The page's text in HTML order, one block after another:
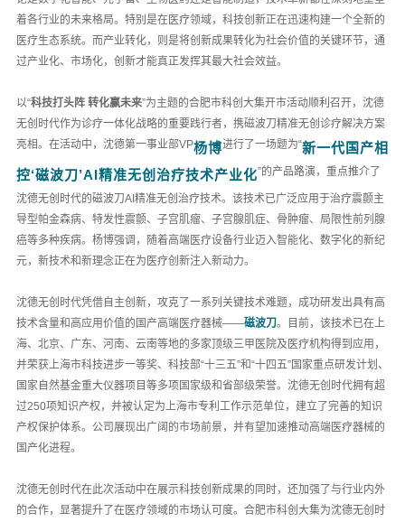
着各行业的未来格局。特别是在医疗领域，科技创新正在迅速构建一个全新的
医疗生态系统。而产业转化，则是将创新成果转化为社会价值的关键环节，通
过产业化、市场化，创新才能真正发挥其最大社会效益。
以“科技打头阵 转化赢未来”为主题的合肥市科创大集开市活动顺利召开，沈德
无创时代作为诊疗一体化战略的重要践行者，携磁波刀精准无创诊疗解决方案
亮相。在活动中，沈德第一事业部VP杨博进行了一场题为“新一代国产相
控‘磁波刀’AI精准无创治疗技术产业化”的产品路演，重点推介了
沈德无创时代的磁波刀AI精准无创治疗技术。该技术已广泛应用于治疗震颤主
导型帕金森病、 特发性震颤、子宫肌瘤、子宫腺肌症、骨肿瘤、局限性前列腺
癌等多种疾病。杨博强调，随着高端医疗设备行业迈入智能化、数字化的新纪
元，新技术和新理念正在为医疗创新注入新动力。
沈德无创时代凭借自主创新，攻克了一系列关键技术难题，成功研发出具有高
技术含量和高应用价值的国产高端医疗器械——磁波刀。目前，该技术已在上
海、北京、广东、河南、云南等地的多家顶级三甲医院及医疗机构得到应用，
并荣获上海市科技进步一等奖、科技部“十三五”和“十四五”国家重点研发计划、
国家自然基金重大仪器项目等多项国家级和省部级荣誉。沈德无创时代拥有超
过250项知识产权，并被认定为上海市专利工作示范单位，建立了完善的知识
产权保护体系。公司展现出广阔的市场前景，并有望加速推动高端医疗器械的
国产化进程。
沈德无创时代在此次活动中在展示科技创新成果的同时，还加强了与行业内外
的合作，显著提升了在医疗领域的市场认可度。合肥市科创大集为沈德无创时